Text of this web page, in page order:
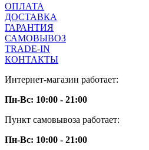
ОПЛАТА
ДОСТАВКА
ГАРАНТИЯ
САМОВЫВОЗ
TRADE-IN
КОНТАКТЫ
Интернет-магазин работает:
Пн-Вс: 10:00 - 21:00
Пункт самовывоза работает:
Пн-Вс: 10:00 - 21:00